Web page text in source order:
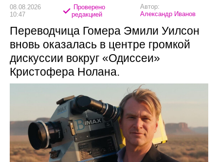
08.08.2026
10:47
Проверено
редакцией
Автор:
Александр Иванов
Переводчица Гомера Эмили Уилсон
вновь оказалась в центре громкой
дискуссии вокруг «Одиссеи»
Кристофера Нолана.